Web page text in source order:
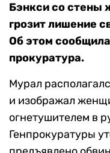
Бэнкси со стены
грозит лишение
Об этом
прокуратура.
Мурал
и изображал
огнетушителем в
Генпрокуратуры